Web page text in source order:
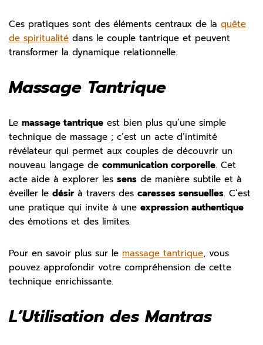
Ces pratiques sont des éléments centraux de la quête
de spiritualité dans le couple tantrique et peuvent
transformer la dynamique relationnelle.
Massage Tantrique
Le massage tantrique est bien plus qu’une simple
technique de massage ; c’est un acte d’intimité
révélateur qui permet aux couples de découvrir un
nouveau langage de communication corporelle. Cet
acte aide à explorer les sens de manière subtile et à
éveiller le désirà travers des caresses sensuelles. C’est
une pratique qui invite à une expression authentique
des émotions et des limites.
Pour en savoir plus sur le massage tantrique, vous
pouvez approfondir votre compréhension de cette
technique enrichissante.
L’Utilisation des Mantras